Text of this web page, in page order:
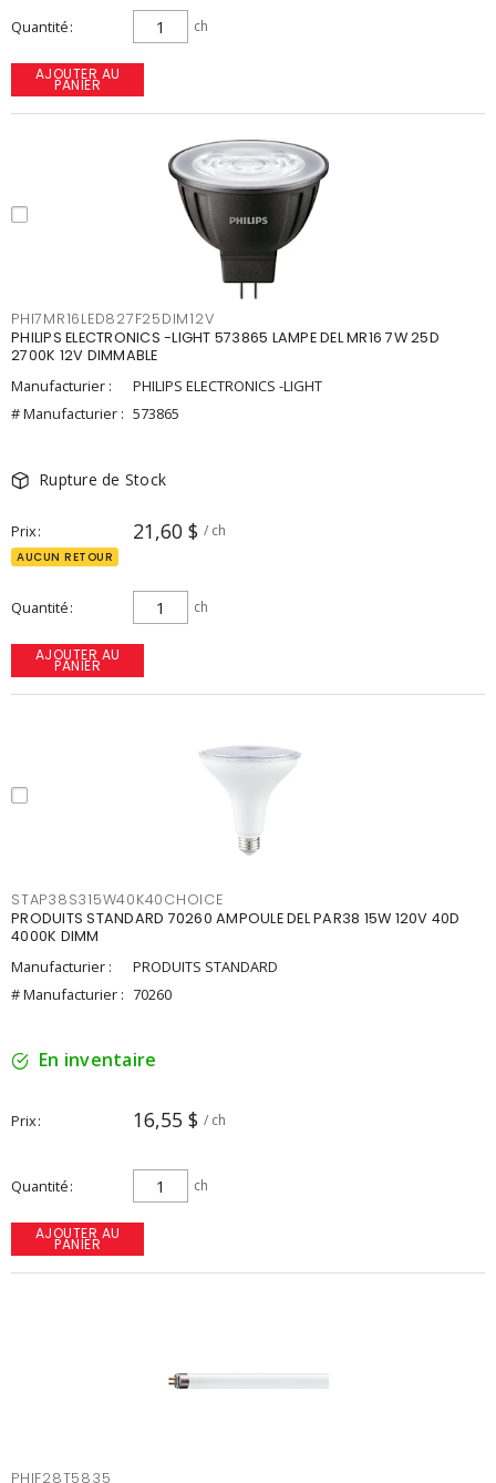
Quantité ch
AJOUTER AU
PANIER
PHI7MR16LED827F25DIM12V
PHILIPS ELECTRONICS -LIGHT 573865 LAMPE DEL MR16 7W 25D
2700K 12V DIMMABLE
Manufacturier :
PHILIPS ELECTRONICS -LIGHT
# Manufacturier : 573865
Rupture de Stock
Prix 21,60 $ / ch
AUCUN RETOUR
Quantité ch
AJOUTER AU
PANIER
STAP38S315W40K40CHOICE
PRODUITS STANDARD 70260 AMPOULE DEL PAR38 15W 120V 40D
4000K DIMM
Manufacturier :
PRODUITS STANDARD
# Manufacturier : 70260
En inventaire
Prix 16,55 $ / ch
Quantité ch
AJOUTER AU
PANIER
PHIF28T5835